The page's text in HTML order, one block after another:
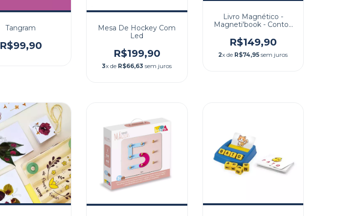
Tangram
R$99,90
Mesa De Hockey Com
Led
R$199,90
3x de R$66,63 sem juros
Livro Magnético -
Magneti'book - Contos
R$149,90
2x de R$74,95 sem juros